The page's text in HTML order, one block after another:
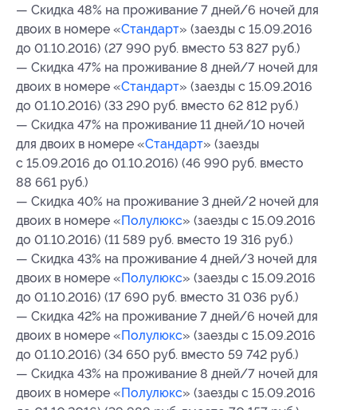
— Скидка 48% на проживание 7 дней/6 ночей для
двоих в номере «Стандарт» (заезды с 15.09.2016
до 01.10.2016) (27 990 руб. вместо 53 827 руб.)
— Скидка 47% на проживание 8 дней/7 ночей для
двоих в номере «Стандарт» (заезды с 15.09.2016
до 01.10.2016) (33 290 руб. вместо 62 812 руб.)
— Скидка 47% на проживание 11 дней/10 ночей
для двоих в номере «Стандарт» (заезды
с 15.09.2016 до 01.10.2016) (46 990 руб. вместо
88 661 руб.)
— Скидка 40% на проживание 3 дней/2 ночей для
двоих в номере «Полулюкс» (заезды с 15.09.2016
до 01.10.2016) (11 589 руб. вместо 19 316 руб.)
— Скидка 43% на проживание 4 дней/3 ночей для
двоих в номере «Полулюкс» (заезды с 15.09.2016
до 01.10.2016) (17 690 руб. вместо 31 036 руб.)
— Скидка 42% на проживание 7 дней/6 ночей для
двоих в номере «Полулюкс» (заезды с 15.09.2016
до 01.10.2016) (34 650 руб. вместо 59 742 руб.)
— Скидка 43% на проживание 8 дней/7 ночей для
двоих в номере «Полулюкс» (заезды с 15.09.2016